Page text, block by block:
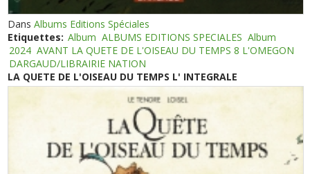
DansAlbums Editions Spéciales
Etiquettes: Album ALBUMS EDITIONS SPECIALES Album
2024 AVANT LA QUETE DE L'OISEAU DU TEMPS 8 L'OMEGON
DARGAUD/LIBRAIRIE NATION
LA QUETE DE L'OISEAU DU TEMPS L' INTEGRALE